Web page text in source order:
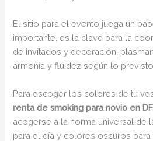
El sitio para el evento juega un
importante, es la clave para la
de invitados y decoración,
armonía y fluidez según lo previsto.
Para escoger los colores de tu
renta de smoking para novio en DF
acogerse a la norma universal de
para el día y colores oscuros para